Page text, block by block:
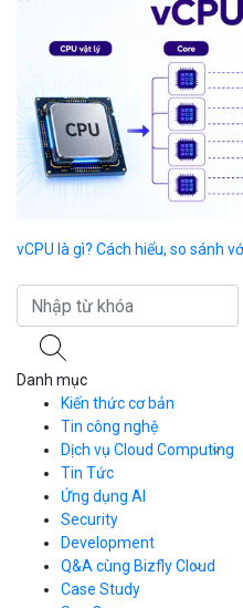
vCPU là gì? Cách hiểu, so sánh
Danh mục
Kiến thức cơ bản
Tin công nghệ
Dịch vụ Cloud Computing
Cloud Server
CDN
Load Balancer
Auto Scaling
Container Registry
Kubernetes
Tin Tức
Ứng dụng AI
Security
Development
Q&A cùng Bizfly Cloud
Q&A về Bizfly Cloud Server
Case Study